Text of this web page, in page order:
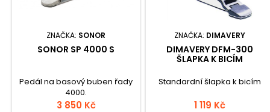
ZNAČKA: SONOR
SONOR SP 4000 S
Pedál na basový buben řady
4000.
3 850 Kč
ZNAČKA: DIMAVERY
DIMAVERY DFM-300
ŠLAPKA K BICÍM
Standardní šlapka k bicím
1 119 Kč